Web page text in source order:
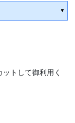
で翌営業日出荷
トして御利用く